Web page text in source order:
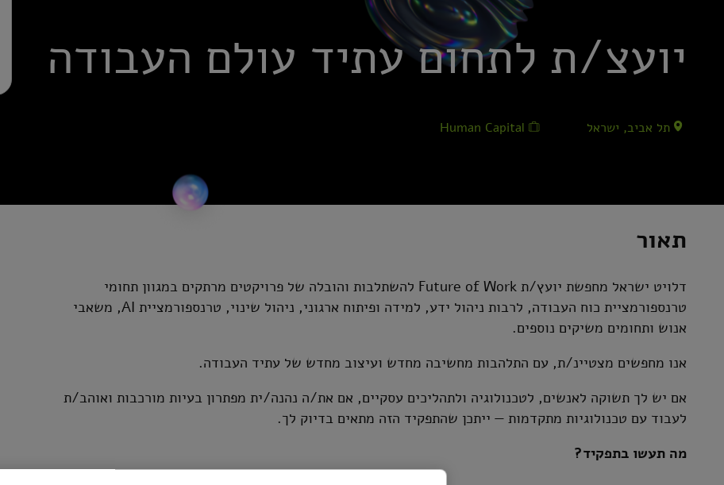
יועצ/ת לתחום עתיד עולם העבודה
תל אביב, ישראל Human Capital
תאור
דלויט ישראל מחפשת יועץ/ת Future of Work להשתלבות והובלה של פרויקטים מרתקים במגוון תחומי
טרנספורמציית כוח העבודה, לרבות ניהול ידע, למידה ופיתוח ארגוני, ניהול שינוי, טרנספורמציית AI, משאבי
אנוש ותחומים משיקים נוספים.
אנו מחפשים מצטיינ/ת, עם התלהבות מחשיבה מחדש ועיצוב מחדש של עתיד העבודה.
אם יש לך תשוקה לאנשים, לטכנולוגיה ולתהליכים עסקיים, אם את/ה נהנה/ית מפתרון בעיות מורכבות ואוהב/ת
לעבוד עם טכנולוגיות מתקדמות — ייתכן שהתפקיד הזה מתאים בדיוק לך.
מה תעשו בתפקיד?